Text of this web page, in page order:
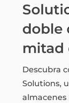
doble
mitad
Descubra
Solutions,
almacenes